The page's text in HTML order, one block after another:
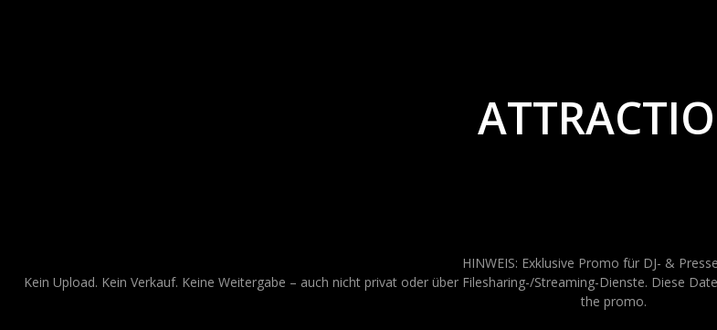
HINWEIS: Exklusive Promo für DJ- &
Kein Upload. Kein Verkauf. Keine Weitergabe – auch nicht privat oder über Filesharing-/Streaming-Dienste. Diese
the promo.